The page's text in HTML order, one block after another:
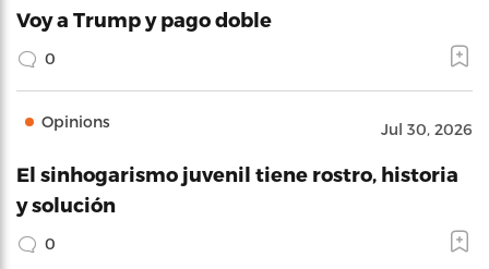
Voy a Trump y pago doble
0
Opinions Jul 30, 2026
El sinhogarismo juvenil tiene rostro, historia
y solución
0